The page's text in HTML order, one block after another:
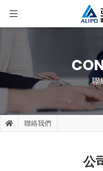
聯
聯絡我們
公